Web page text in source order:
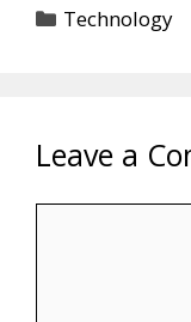
Categories
Technology
Leave a